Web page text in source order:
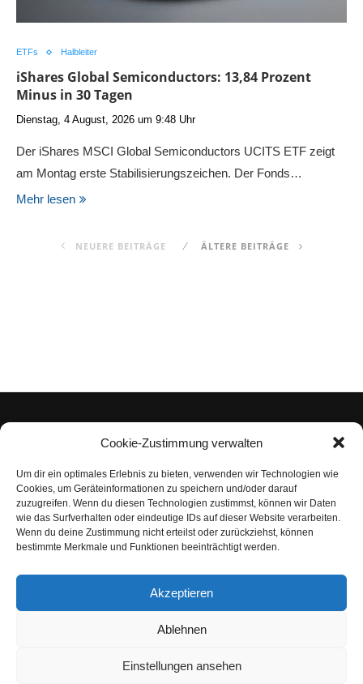
Cookie-Zustimmung verwalten
Um dir ein optimales Erlebnis zu bieten, verwenden wir Technologien wie
Cookies, um Geräteinformationen zu speichern und/oder darauf
zuzugreifen. Wenn du diesen Technologien zustimmst, können wir Daten
wie das Surfverhalten oder eindeutige IDs auf dieser Website verarbeiten.
Wenn du deine Zustimmung nicht erteilst oder zurückziehst, können
bestimmte Merkmale und Funktionen beeinträchtigt werden.
Akzeptieren
Ablehnen
Einstellungen ansehen
ETFs Halbleiter
iShares Global Semiconductors: 13,84 Prozent
Minus in 30 Tagen
Dienstag, 4 August, 2026 um 9:48 Uhr
Der iShares MSCI Global Semiconductors UCITS ETF zeigt
am Montag erste Stabilisierungszeichen. Der Fonds…
Mehr lesen
NEUERE BEITRÄGE ÄLTERE BEITRÄGE
Impressum
Datenschutzerklärung
Nutzungsbedingungen | Haftungsausschluss
AGB